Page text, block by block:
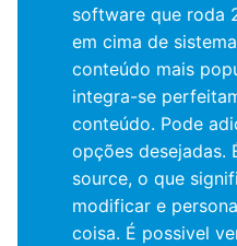
software que roda
em cima de
conteúdo mais
integra-se
conteúdo. Pode
opções desejadas.
source, o que
modificar e
coisa. É possivel